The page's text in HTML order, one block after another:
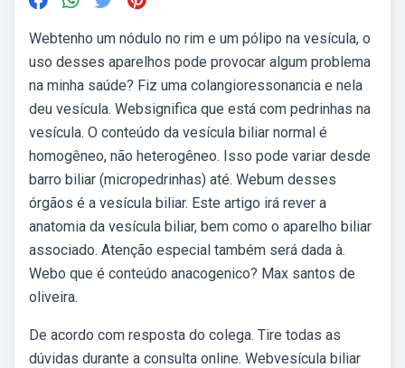
Webtenho um nódulo no rim e um pólipo na vesícula, o
uso desses aparelhos pode provocar algum problema
na minha saúde? Fiz uma colangioressonancia e nela
deu vesícula. Websignifica que está com pedrinhas na
vesícula. O conteúdo da vesícula biliar normal é
homogêneo, não heterogêneo. Isso pode variar desde
barro biliar (micropedrinhas) até. Webum desses
órgãos é a vesícula biliar. Este artigo irá rever a
anatomia da vesícula biliar, bem como o aparelho biliar
associado. Atenção especial também será dada à.
Webo que é conteúdo anacogenico? Max santos de
oliveira.
De acordo com resposta do colega. Tire todas as
dúvidas durante a consulta online. Webvesícula biliar